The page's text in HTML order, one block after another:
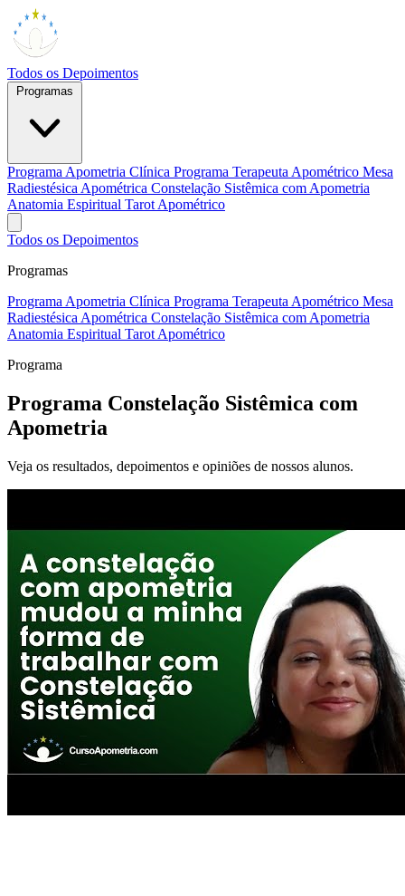
Todos os Depoimentos
Programa Apometria Clínica Programa Terapeuta Apométrico Mesa
Radiestésica Apométrica Constelação Sistêmica com Apometria
Anatomia Espiritual Tarot Apométrico
Todos os Depoimentos
Programas
Programa Apometria Clínica Programa Terapeuta Apométrico Mesa
Radiestésica Apométrica Constelação Sistêmica com Apometria
Anatomia Espiritual Tarot Apométrico
Programa
Programa Constelação Sistêmica com
Apometria
Veja os resultados, depoimentos e opiniões de nossos alunos.